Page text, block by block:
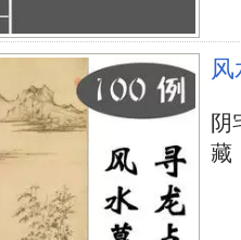
立即购买
阴
藏